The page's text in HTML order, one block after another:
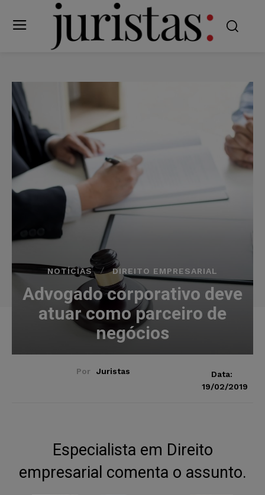
NOTÍCIAS DIREITO EMPRESARIAL
Advogado corporativo deve
atuar como parceiro de
negócios
Por Juristas
Data:
19/02/2019
Especialista em Direito
empresarial comenta o assunto.